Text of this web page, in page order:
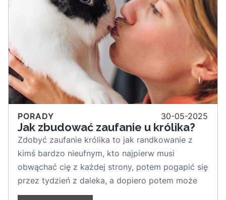
PORADY 30-05-2025
Jak zbudować zaufanie u królika?
Zdobyć zaufanie królika to jak randkowanie z
kimś bardzo nieufnym, kto najpierw musi
obwąchać cię z każdej strony, potem pogapić się
przez tydzień z daleka, a dopiero potem może
łaskawie pozwoli się dotknąć. Ale kiedy już ci